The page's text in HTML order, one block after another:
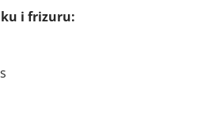
i frizuru: